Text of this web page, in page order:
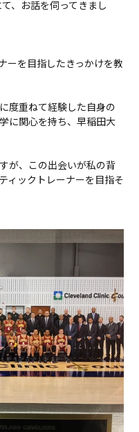
、お話を伺ってきまし
ーを目指したきっかけを教
度重ねて経験した自身の
に関心を持ち、早稲田大
が、この出会いが私の背
ィックトレーナーを目指そ